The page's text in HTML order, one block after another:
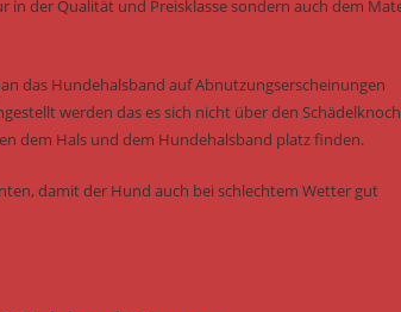
in der Qualität und Preisklasse sondern auch dem
das Hundehalsband auf Abnutzungserscheinungen
werden das es sich nicht über den
dem Hals und dem Hundehalsband platz finden.
damit der Hund auch bei schlechtem Wetter gut